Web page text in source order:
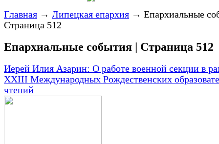
Главная → Липецкая епархия → Епархиальные
Страница 512
Епархиальные события | Страница 512
Иерей Илия Азарин: О работе военной секции в
XХIII Международных Рождественских
чтений